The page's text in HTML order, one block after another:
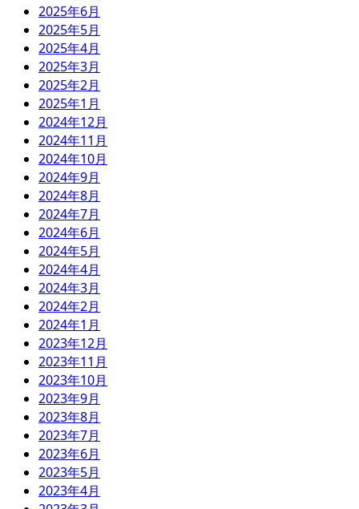
2025年6月
2025年5月
2025年4月
2025年3月
2025年2月
2025年1月
2024年12月
2024年11月
2024年10月
2024年9月
2024年8月
2024年7月
2024年6月
2024年5月
2024年4月
2024年3月
2024年2月
2024年1月
2023年12月
2023年11月
2023年10月
2023年9月
2023年8月
2023年7月
2023年6月
2023年5月
2023年4月